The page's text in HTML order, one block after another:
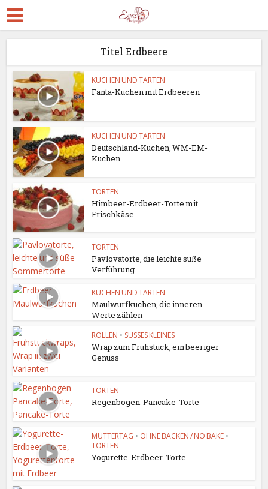
Titel Erdbeere
KUCHEN UND TARTEN
Fanta-Kuchen mit Erdbeeren
KUCHEN UND TARTEN
Deutschland-Kuchen, WM-EM-
Kuchen
TORTEN
Himbeer-Erdbeer-Torte mit
Frischkäse
TORTEN
Pavlovatorte, die leichte süße
Verführung
KUCHEN UND TARTEN
Maulwurfkuchen, die inneren
Werte zählen
ROLLEN • SÜSSES KLEINES
Wrap zum Frühstück, ein beeriger
Genuss
TORTEN
Regenbogen-Pancake-Torte
MUTTERTAG • OHNE BACKEN / NO BAKE •
TORTEN
Yogurette-Erdbeer-Torte